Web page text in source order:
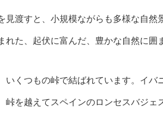
渡すと、小規模ながらも多様な自
た、起伏に富んだ、豊かな自然に囲
くつもの峠で結ばれています。イ
を越えてスペインのロンセスバジ